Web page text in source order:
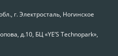
г. Электросталь, Ногинское
д.10, БЦ «YE’S Technopark»,